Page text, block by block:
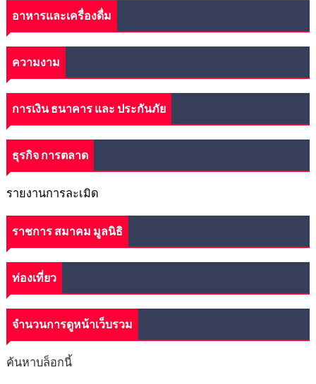
อาหารและเครื่องดื่ม
ความงาม
การเงิน ธนาคาร และ ประกันภัย
ธุรกิจ การตลาด
รายงานการละเมิด
ราชการ สมาคม มูลนิธิ
ท่องเที่ยว
จำนวนการดูหน้าเว็บรวม
ค้นหาบล็อกนี้